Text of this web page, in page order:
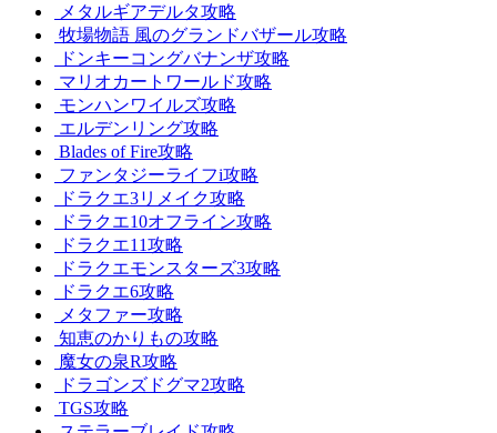
メタルギアデルタ攻略
牧場物語 風のグランドバザール攻略
ドンキーコングバナンザ攻略
マリオカートワールド攻略
モンハンワイルズ攻略
エルデンリング攻略
Blades of Fire攻略
ファンタジーライフi攻略
ドラクエ3リメイク攻略
ドラクエ10オフライン攻略
ドラクエ11攻略
ドラクエモンスターズ3攻略
ドラクエ6攻略
メタファー攻略
知恵のかりもの攻略
魔女の泉R攻略
ドラゴンズドグマ2攻略
TGS攻略